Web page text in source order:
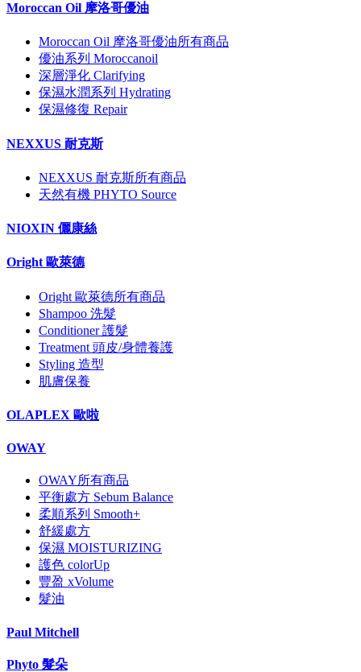
Moroccan Oil 摩洛哥優油
Moroccan Oil 摩洛哥優油所有商品
優油系列 Moroccanoil
深層淨化 Clarifying
保濕水潤系列 Hydrating
保濕修復 Repair
NEXXUS 耐克斯
NEXXUS 耐克斯所有商品
天然有機 PHYTO Source
NIOXIN 儷康絲
Oright 歐萊德
Oright 歐萊德所有商品
Shampoo 洗髮
Conditioner 護髮
Treatment 頭皮/身體養護
Styling 造型
肌膚保養
OLAPLEX 歐啦
OWAY
OWAY所有商品
平衡處方 Sebum Balance
柔順系列 Smooth+
舒緩處方
保濕 MOISTURIZING
護色 colorUp
豐盈 xVolume
髮油
Paul Mitchell
Phyto 髮朵